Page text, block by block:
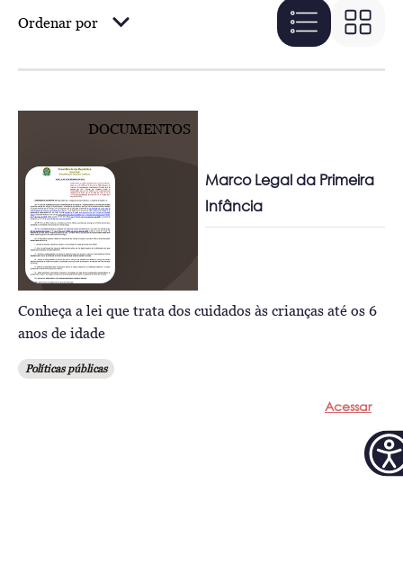
Ordenar por
DOCUMENTOS
Marco Legal da Primeira
Infância
Conheça a lei que trata dos cuidados às crianças até os 6
anos de idade
Políticas públicas
Acessar